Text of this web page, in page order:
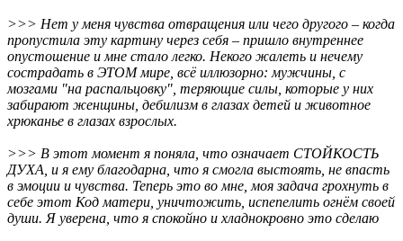
>>> Нет у меня чувства отвращения или чего другого – когда
пропустила эту картину через себя – пришло внутреннее
опустошение и мне стало легко. Некого жалеть и нечему
сострадать в ЭТОМ мире, всё иллюзорно: мужчины, с
мозгами "на распальцовку", теряющие силы, которые у них
забирают женщины, дебилизм в глазах детей и животное
хрюканье в глазах взрослых.
>>> В этот момент я поняла, что означает СТОЙКОСТЬ
ДУХА, и я ему благодарна, что я смогла выстоять, не впасть
в эмоции и чувства. Теперь это во мне, моя задача грохнуть в
себе этот Код матери, уничтожить, испепелить огнём своей
души. Я уверена, что я спокойно и хладнокровно это сделаю